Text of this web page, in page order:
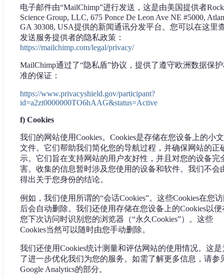
电子邮件由“MailChimp”进行发送，这是由美国提供者
Science Group, LLC, 675 Ponce De Leon Ave NE #5000,
GA 30308, USA提供的新闻通讯分发平台。您可以在这里
发送服务提供者的隐私政策：
https://mailchimp.com/legal/privacy/
MailChimp通过了“隐私盾”协议，提供了遵守欧洲数据保
准的保证：
https://www.privacyshield.gov/participant?
id=a2zt0000000TO6hAAG&status=Active
f) Cookies
我们的网站使用Cookies。Cookies是存储在您设备上的小
文件。它们帮助我们简化您的导航过程，并确保网站的正
示。它们旨在支持网站的用户友好性，并且对您的设备完
害。收集的信息暂时涉及您使用的设备和软件。我们不会
得出关于您身份的结论。
例如，我们使用所谓的“会话Cookies”。这些Cookies在您
后会自动删除。我们还使用存储在您设备上的Cookies以便
您下次访问时识别您的浏览器（“永久Cookies”）。这些
Cookies当然可以随时由您手动删除。
我们还使用Cookies统计测量和评估网站的使用情况。这是
了进一步优化我们为您的服务。如需了解更多信息，请参
Google Analytics的部分。